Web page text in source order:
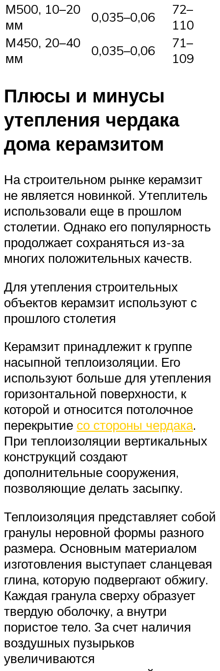
М500, 10–20
мм
0,035–0,06
72–
110
М450, 20–40
мм
0,035–0,06
71–
109
Плюсы и минусы
утепления чердака
дома керамзитом
На строительном рынке керамзит
не является новинкой. Утеплитель
использовали еще в прошлом
столетии. Однако его популярность
продолжает сохраняться из-за
многих положительных качеств.
Для утепления строительных
объектов керамзит используют с
прошлого столетия
Керамзит принадлежит к группе
насыпной теплоизоляции. Его
используют больше для утепления
горизонтальной поверхности, к
которой и относится потолочное
перекрытие со стороны чердака.
При теплоизоляции вертикальных
конструкций создают
дополнительные сооружения,
позволяющие делать засыпку.
Теплоизоляция представляет собой
гранулы неровной формы разного
размера. Основным материалом
изготовления выступает сланцевая
глина, которую подвергают обжигу.
Каждая гранула сверху образует
твердую оболочку, а внутри
пористое тело. За счет наличия
воздушных пузырьков
увеличиваются